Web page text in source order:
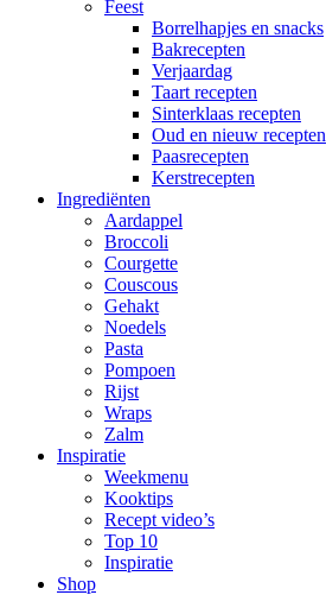
Feest
Borrelhapjes en snacks
Bakrecepten
Verjaardag
Taart recepten
Sinterklaas recepten
Oud en nieuw recepten
Paasrecepten
Kerstrecepten
Ingrediënten
Aardappel
Broccoli
Courgette
Couscous
Gehakt
Noedels
Pasta
Pompoen
Rijst
Wraps
Zalm
Inspiratie
Weekmenu
Kooktips
Recept video’s
Top 10
Inspiratie
Shop